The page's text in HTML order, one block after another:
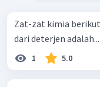
Zat-zat kimia
dari deterjen adalah....
1 5.0